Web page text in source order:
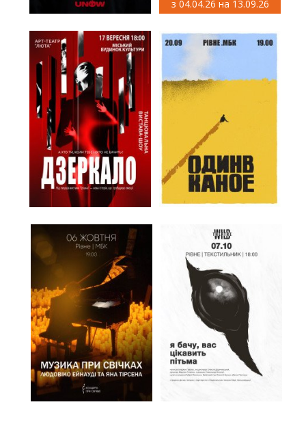
з 04.04.26 на 13.09.26